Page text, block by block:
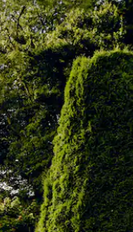
ou tocando e